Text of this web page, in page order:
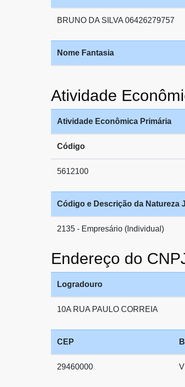
BRUNO DA SILVA 06426279757
Nome Fantasia
Atividade
Atividade Econômica Primária
Código
5612100
Código e Descrição da Natureza
2135 - Empresário (Individual)
Endereço do
Logradouro
10A RUA PAULO CORREIA
CEP
29460000